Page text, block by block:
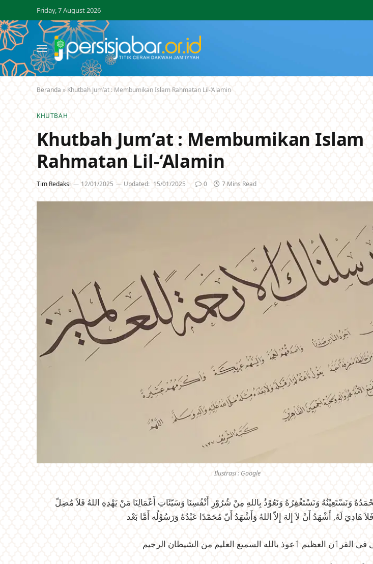
Friday, 7 August 2026
Beranda » Khutbah Jum’at : Membumikan Islam Rahmatan Lil-‘Alamin
KHUTBAH
Khutbah Jum’at : Membumikan Islam
Rahmatan Lil-‘Alamin
Tim Redaksi 12/01/2025 Updated: 15/01/2025 0 7 Mins Read
Ilustrasi : Google
وَنَسْتَعِيْنُهُ وَنَسْتَغْفِرُهُ وَنَعُوْذُ بِاللهِ مِنْ شُرُوْرِ أَنْفُسِنَا وَسَيّئَاتِ أَعْمَالِنَا مَنْ يَهْدِهِ اللهُ فَلاَ مُضِلّ
هَادِيَ لَهُ, أَشْهَدُ أَنْ لاَ إِلهَ إِلاّ اللهُ وَأَشْهَدُ أَنّ مُحَمّدًا عَبْدُهُ وَرَسُوْلُه أَمَّا بَعْد
فى القرٲن العظيم ٲعوذ بالله السميع العليم من الشيطان الرجيم